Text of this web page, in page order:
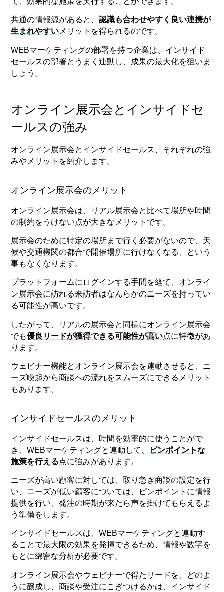
共通の情報源があると、認識も合わせやすく良い連携が
生まれやすいメリットを得られるのです。
WEBマーケティングの部署を持つ企業は、インサイド
セールスの部署とうまく連動し、成果の最大化を狙いま
しょう。
オンライン展示会とインサイドセ
ールスの強み
オンライン展示会とインサイドセールス、それぞれの強
みやメリットを紹介します。
オンライン展示会のメリット
オンライン展示会は、リアル展示会と比べて場所や時間
の制約をうけない点が大きなメリットです。
展示会のために特定の場所まで行く必要がないので、天
候や交通機関の都合で開催場所に行けなくなる、という
事もなくなります。
プラットフォームにログインする手間を経て、オンライ
ン展示会に訪れる来訪者はなんらかのニーズを持ってい
る可能性が高いです。
したがって、リアルの展示会と同様にオンライン展示会
でも優良リードが獲得できる可能性が高い点に特徴があ
ります。
ウェビナー機能とオンライン展示会を連動させると、ニ
ーズ喚起から商談への流れをスムーズにできるメリット
もあります。
インサイドセールスのメリット
インサイドセールスは、時間を効率的に使うことがで
き、WEBマーケティングと連動して、
ピンポイントな
施策を行える点に強みがあります。
ニーズが高い顧客に対しては、取り急ぎ商談の設定を行
い、ニーズが低い顧客については、ピンポイントに情報
提供を行い、発注の時期が来たら声を掛けてもらえるよ
う準備をします。
インサイドセールスは、WEBマーケティングと連動す
ることで最大限の効果を発揮できるため、情報や数字を
もとに綿密な分析が必要です。
オンライン展示会やウェビナーで得たリードを、どのよ
うに醸成し、商談や受注にこぎつけるかは、インサイド